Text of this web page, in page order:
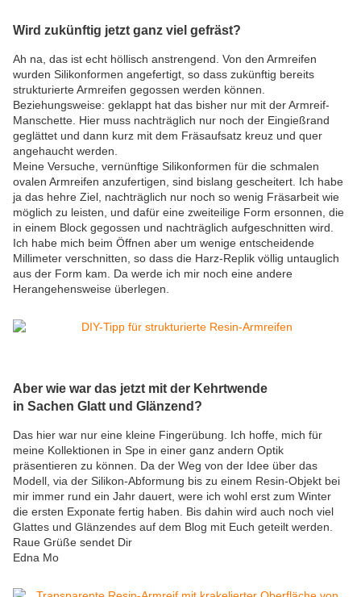
Wird zukünftig jetzt ganz viel gefräst?
Ah na, das ist echt höllisch anstrengend. Von den Armreifen
wurden Silikonformen angefertigt, so dass zukünftig bereits
strukturierte Armreifen gegossen werden können.
Beziehungsweise: geklappt hat das bisher nur mit der Armreif-
Manschette. Hier muss nachträglich nur noch der Eingießrand
geglättet und dann kurz mit dem Fräsaufsatz kreuz und quer
angehaucht werden.
Meine Versuche, vernünftige Silikonformen für die schmalen
ovalen Armreifen anzufertigen, sind bislang gescheitert. Ich habe
ja das hehre Ziel, nachträglich nur noch so wenig Fräsarbeit wie
möglich zu leisten, und dafür eine zweiteilige Form ersonnen, die
in einem Block gegossen und nachträglich aufgeschnitten wird.
Ich habe mich beim Öffnen aber um wenige entscheidende
Millimeter verschnitten, so dass die Harz-Replik völlig untauglich
aus der Form kam. Da werde ich mir noch eine andere
Herangehensweise überlegen.
Aber wie war das jetzt mit der Kehrtwende
in Sachen Glatt und Glänzend?
Das hier war nur eine kleine Fingerübung. Ich hoffe, mich für
meine Kollektionen in Spe in einer ganz andern Optik
präsentieren zu können. Da der Weg von der Idee über das
Modell, via der Silikon-Abformung bis zu einem Resin-Objekt bei
mir immer rund ein Jahr dauert, were ich wohl erst zum Winter
die ersten Exponate fertig haben. Bis dahin wird auch noch viel
Glattes und Glänzendes auf dem Blog mit Euch geteilt werden.
Raue Grüße sendet Dir
Edna Mo